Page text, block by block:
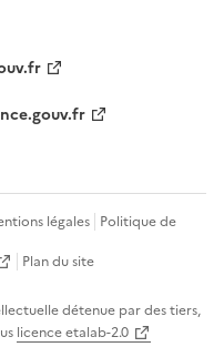
légales Politique de
Plan du site
détenue par des tiers,
licence etalab-2.0